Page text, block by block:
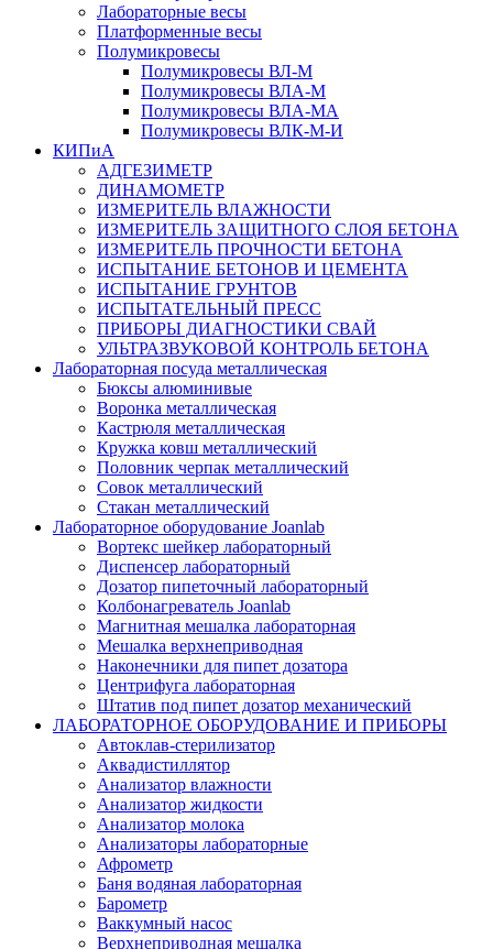
Лабораторные весы
Платформенные весы
Полумикровесы
Полумикровесы ВЛ-М
Полумикровесы ВЛА-М
Полумикровесы ВЛА-МА
Полумикровесы ВЛК-М-И
КИПиА
АДГЕЗИМЕТР
ДИНАМОМЕТР
ИЗМЕРИТЕЛЬ ВЛАЖНОСТИ
ИЗМЕРИТЕЛЬ ЗАЩИТНОГО СЛОЯ БЕТОНА
ИЗМЕРИТЕЛЬ ПРОЧНОСТИ БЕТОНА
ИСПЫТАНИЕ БЕТОНОВ И ЦЕМЕНТА
ИСПЫТАНИЕ ГРУНТОВ
ИСПЫТАТЕЛЬНЫЙ ПРЕСС
ПРИБОРЫ ДИАГНОСТИКИ СВАЙ
УЛЬТРАЗВУКОВОЙ КОНТРОЛЬ БЕТОНА
Лабораторная посуда металлическая
Бюксы алюминивые
Воронка металлическая
Кастрюля металлическая
Кружка ковш металлический
Половник черпак металлический
Совок металлический
Стакан металлический
Лабораторное оборудование Joanlab
Вортекс шейкер лабораторный
Диспенсер лабораторный
Дозатор пипеточный лабораторный
Колбонагреватель Joanlab
Магнитная мешалка лабораторная
Мешалка верхнеприводная
Наконечники для пипет дозатора
Центрифуга лабораторная
Штатив под пипет дозатор механический
ЛАБОРАТОРНОЕ ОБОРУДОВАНИЕ И ПРИБОРЫ
Автоклав-стерилизатор
Аквадистиллятор
Анализатор влажности
Анализатор жидкости
Анализатор молока
Анализаторы лабораторные
Афрометр
Баня водяная лабораторная
Барометр
Ваккумный насос
Верхнеприводная мешалка